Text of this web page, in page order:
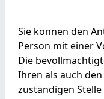
Sie können den
Person mit einer
Die
Ihren als auch
zuständigen